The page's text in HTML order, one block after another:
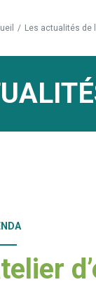
/ Les actualités de